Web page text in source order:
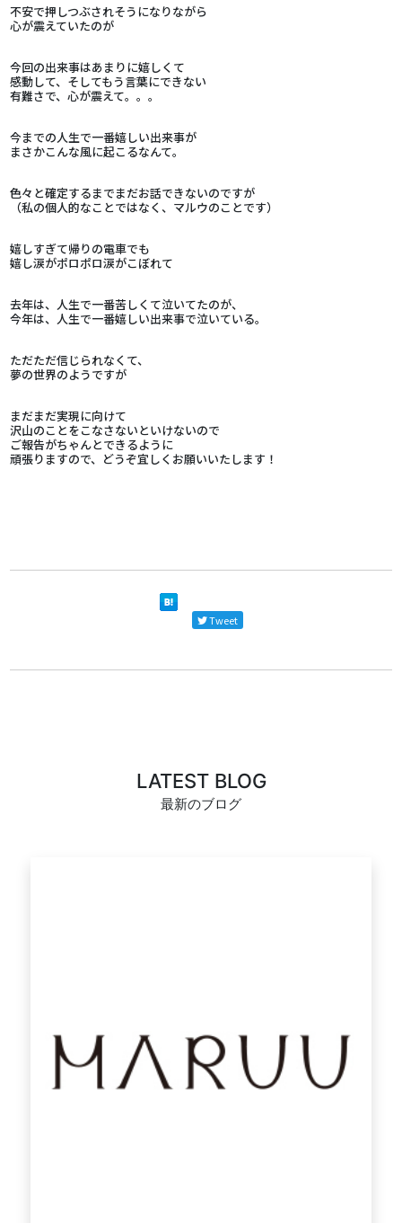
不安で押しつぶされそうになりながら
心が震えていたのが
今回の出来事はあまりに嬉しくて
感動して、そしてもう言葉にできない
有難さで、心が震えて。。。
今までの人生で一番嬉しい出来事が
まさかこんな風に起こるなんて。
色々と確定するまでまだお話できないのですが
（私の個人的なことではなく、マルウのことです）
嬉しすぎて帰りの電車でも
嬉し涙がポロポロ涙がこぼれて
去年は、人生で一番苦しくて泣いてたのが、
今年は、人生で一番嬉しい出来事で泣いている。
ただただ信じられなくて、
夢の世界のようですが
まだまだ実現に向けて
沢山のことをこなさないといけないので
ご報告がちゃんとできるように
頑張りますので、どうぞ宜しくお願いいたします！
Tweet
LATEST BLOG
最新のブログ